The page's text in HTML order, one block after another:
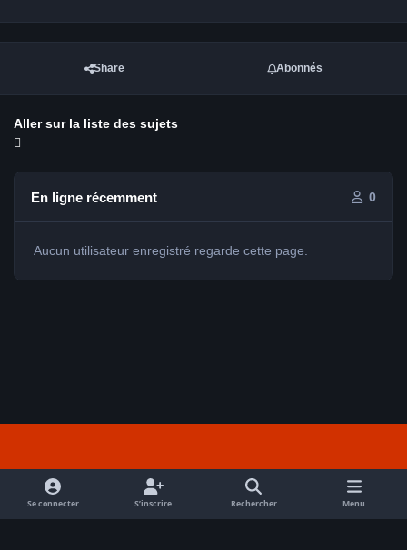
Share Abonnés
Aller sur la liste des sujets
En ligne récemment 0
Aucun utilisateur enregistré regarde cette page.
f
a
c
Se connecter S’inscrire Rechercher Menu